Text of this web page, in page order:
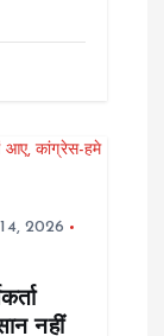
2026
नहीं